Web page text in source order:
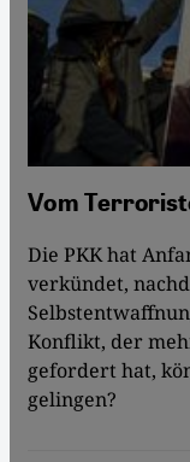
Vom
Die PKK hat
verkündet,
Konflikt, der
gefordert hat,
gelingen?